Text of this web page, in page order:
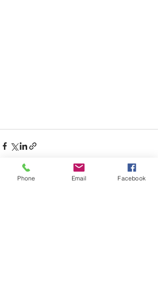
Phone Email Facebook